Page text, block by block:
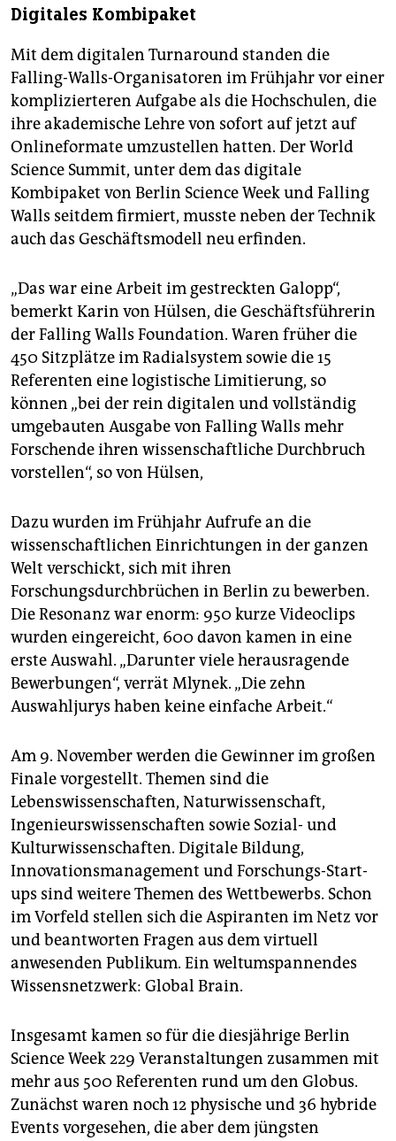
Digitales Kombipaket
Mit dem digitalen Turnaround standen die
Falling-Walls-Organisatoren im Frühjahr vor einer
komplizierteren Aufgabe als die Hochschulen, die
ihre akademische Lehre von sofort auf jetzt auf
Onlineformate umzustellen hatten. Der World
Science Summit, unter dem das digitale
Kombipaket von Berlin Science Week und Falling
Walls seitdem firmiert, musste neben der Technik
auch das Geschäftsmodell neu erfinden.
„Das war eine Arbeit im gestreckten Galopp“,
bemerkt Karin von Hülsen, die Geschäftsführerin
der Falling Walls Foundation. Waren früher die
450 Sitzplätze im Radialsystem sowie die 15
Referenten eine logistische Limitierung, so
können „bei der rein digitalen und vollständig
umgebauten Ausgabe von Falling Walls mehr
Forschende ihren wissenschaftliche Durchbruch
vorstellen“, so von Hülsen,
Dazu wurden im Frühjahr Aufrufe an die
wissenschaftlichen Einrichtungen in der ganzen
Welt verschickt, sich mit ihren
Forschungsdurchbrüchen in Berlin zu bewerben.
Die Resonanz war enorm: 950 kurze Videoclips
wurden eingereicht, 600 davon kamen in eine
erste Auswahl. „Darunter viele herausragende
Bewerbungen“, verrät Mlynek. „Die zehn
Auswahljurys haben keine einfache Arbeit.“
Am 9. November werden die Gewinner im großen
Finale vorgestellt. Themen sind die
Lebenswissenschaften, Naturwissenschaft,
Ingenieurswissenschaften sowie Sozial- und
Kulturwissenschaften. Digitale Bildung,
Innovationsmanagement und Forschungs-Start-
ups sind weitere Themen des Wettbewerbs. Schon
im Vorfeld stellen sich die Aspiranten im Netz vor
und beantworten Fragen aus dem virtuell
anwesenden Publikum. Ein weltumspannendes
Wissensnetzwerk: Global Brain.
Insgesamt kamen so für die diesjährige Berlin
Science Week 229 Veranstaltungen zusammen mit
mehr aus 500 Referenten rund um den Globus.
Zunächst waren noch 12 physische und 36 hybride
Events vorgesehen, die aber dem jüngsten